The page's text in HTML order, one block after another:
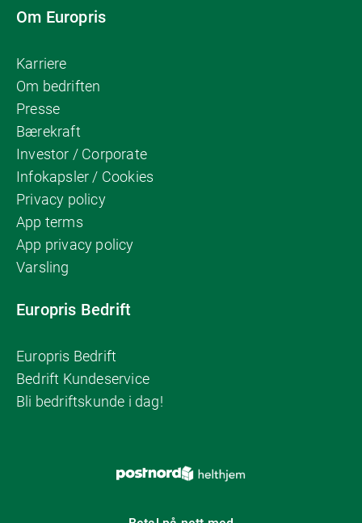
Om Europris
Karriere
Om bedriften
Presse
Bærekraft
Investor / Corporate
Infokapsler / Cookies
Privacy policy
App terms
App privacy policy
Varsling
Europris Bedrift
Europris Bedrift
Bedrift Kundeservice
Bli bedriftskunde i dag!